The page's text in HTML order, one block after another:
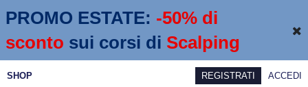
PROMO ESTATE: -50% di
sconto sui corsi di Scalping
SHOP REGISTRATI ACCEDI